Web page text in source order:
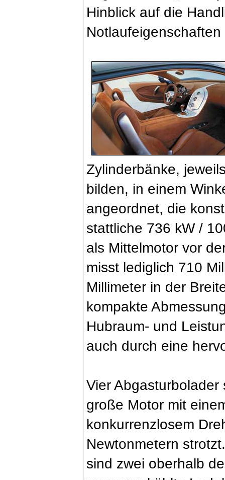
Hinblick auf die
Zylinderbänke,
bilden, in einem
angeordnet, die
stattliche 736 kW /
als Mittelmotor vor
misst lediglich 710
Millimeter in der
kompakte
Hubraum- und
auch durch eine
Vier
große Motor mit
konkurrenzlosem
Newtonmetern
sind zwei oberhalb